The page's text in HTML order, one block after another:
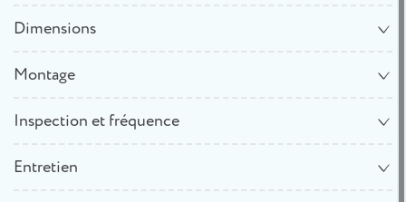
Dimensions
Montage
Inspection et fréquence
Entretien